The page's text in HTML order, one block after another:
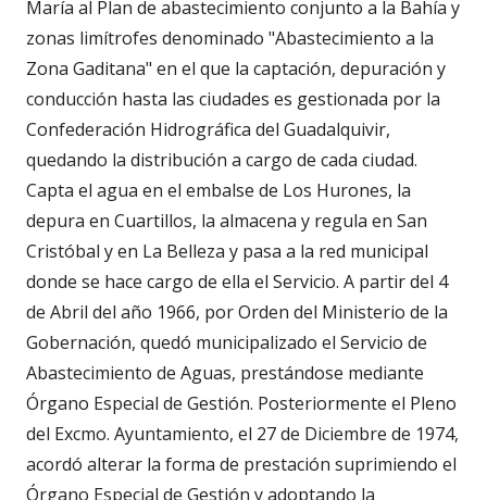
María al Plan de abastecimiento conjunto a la Bahía y
zonas limítrofes denominado "Abastecimiento a la
Zona Gaditana" en el que la captación, depuración y
conducción hasta las ciudades es gestionada por la
Confederación Hidrográfica del Guadalquivir,
quedando la distribución a cargo de cada ciudad.
Capta el agua en el embalse de Los Hurones, la
depura en Cuartillos, la almacena y regula en San
Cristóbal y en La Belleza y pasa a la red municipal
donde se hace cargo de ella el Servicio. A partir del 4
de Abril del año 1966, por Orden del Ministerio de la
Gobernación, quedó municipalizado el Servicio de
Abastecimiento de Aguas, prestándose mediante
Órgano Especial de Gestión. Posteriormente el Pleno
del Excmo. Ayuntamiento, el 27 de Diciembre de 1974,
acordó alterar la forma de prestación suprimiendo el
Órgano Especial de Gestión y adoptando la